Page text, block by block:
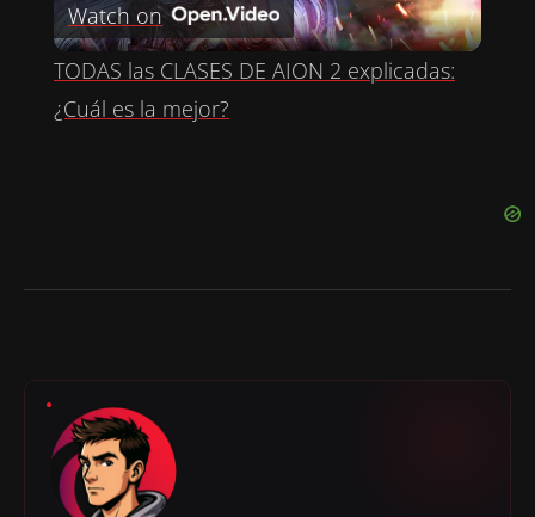
L
Watch on
TODAS las CLASES DE AION 2 explicadas:
¿Cuál es la mejor?